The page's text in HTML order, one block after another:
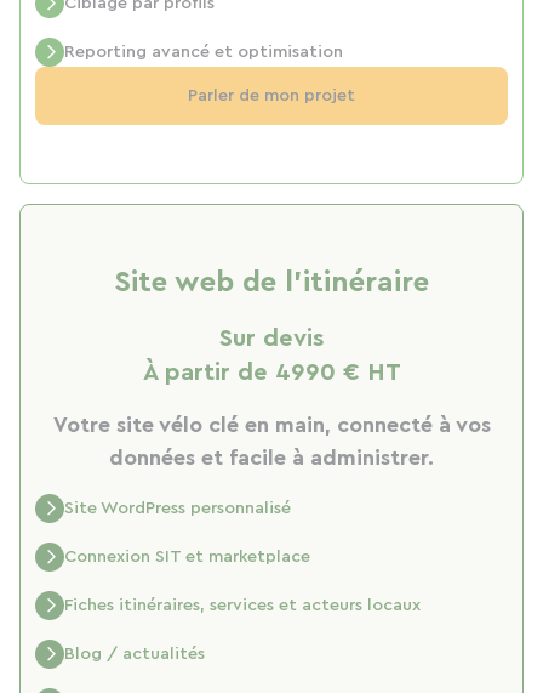
Ciblage par profils
Reporting avancé et optimisation
Parler de mon projet
Site web de l’itinéraire
Sur devis
À partir de 4990 € HT
Votre site vélo clé en main, connecté à vos
données et facile à administrer.
Site WordPress personnalisé
Connexion SIT et marketplace
Fiches itinéraires, services et acteurs locaux
Blog / actualités